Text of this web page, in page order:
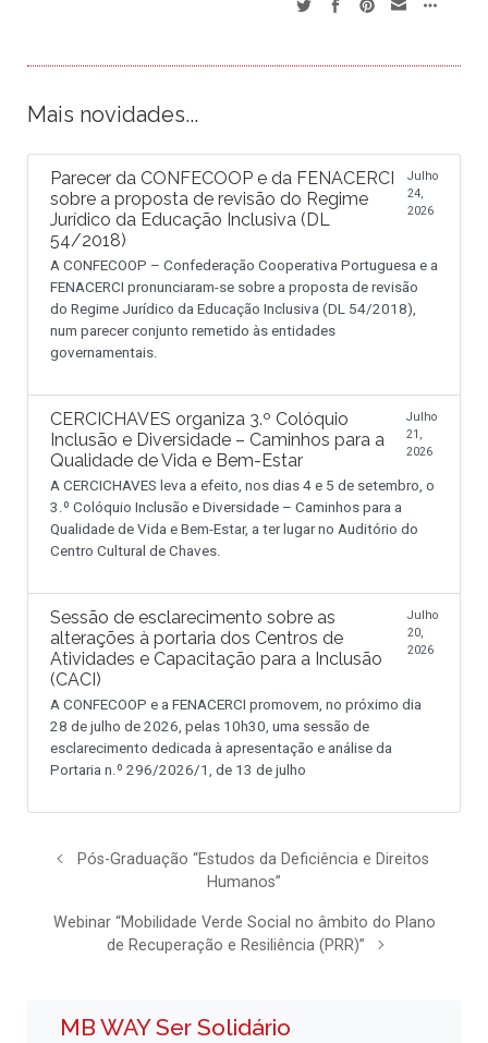
Mais novidades...
Parecer da CONFECOOP e da FENACERCI
sobre a proposta de revisão do Regime
Jurídico da Educação Inclusiva (DL
54/2018)
Julho
24,
2026
A CONFECOOP – Confederação Cooperativa Portuguesa e a
FENACERCI pronunciaram-se sobre a proposta de revisão
do Regime Jurídico da Educação Inclusiva (DL 54/2018),
num parecer conjunto remetido às entidades
governamentais.
CERCICHAVES organiza 3.º Colóquio
Inclusão e Diversidade – Caminhos para a
Qualidade de Vida e Bem-Estar
Julho
21,
2026
A CERCICHAVES leva a efeito, nos dias 4 e 5 de setembro, o
3.º Colóquio Inclusão e Diversidade – Caminhos para a
Qualidade de Vida e Bem-Estar, a ter lugar no Auditório do
Centro Cultural de Chaves.
Sessão de esclarecimento sobre as
alterações à portaria dos Centros de
Atividades e Capacitação para a Inclusão
(CACI)
Julho
20,
2026
A CONFECOOP e a FENACERCI promovem, no próximo dia
28 de julho de 2026, pelas 10h30, uma sessão de
esclarecimento dedicada à apresentação e análise da
Portaria n.º 296/2026/1, de 13 de julho
Pós-Graduação “Estudos da Deficiência e Direitos
Humanos”
Webinar “Mobilidade Verde Social no âmbito do Plano
de Recuperação e Resiliência (PRR)”
MB WAY Ser Solidário